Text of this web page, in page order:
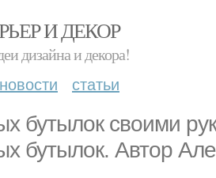
И ДЕКОР
дизайна и декора!
новости статьи
бутылок своими
бутылок. Автор